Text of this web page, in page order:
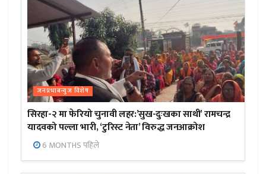
जनप्रभाबन्युज विशेष
सिरहा-२ मा फेरियो चुनावी लहर:’सुख-दुःखका साथी’ रामचन्द्र
यादवको पल्ला भारी, ‘टुरिस्ट नेता’ विरुद्ध जनआक्रोश
6 MONTHS पहिले